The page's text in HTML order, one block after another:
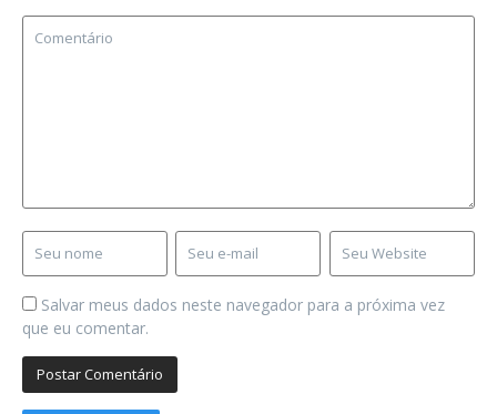
Salvar meus dados neste navegador para a próxima vez
que eu comentar.